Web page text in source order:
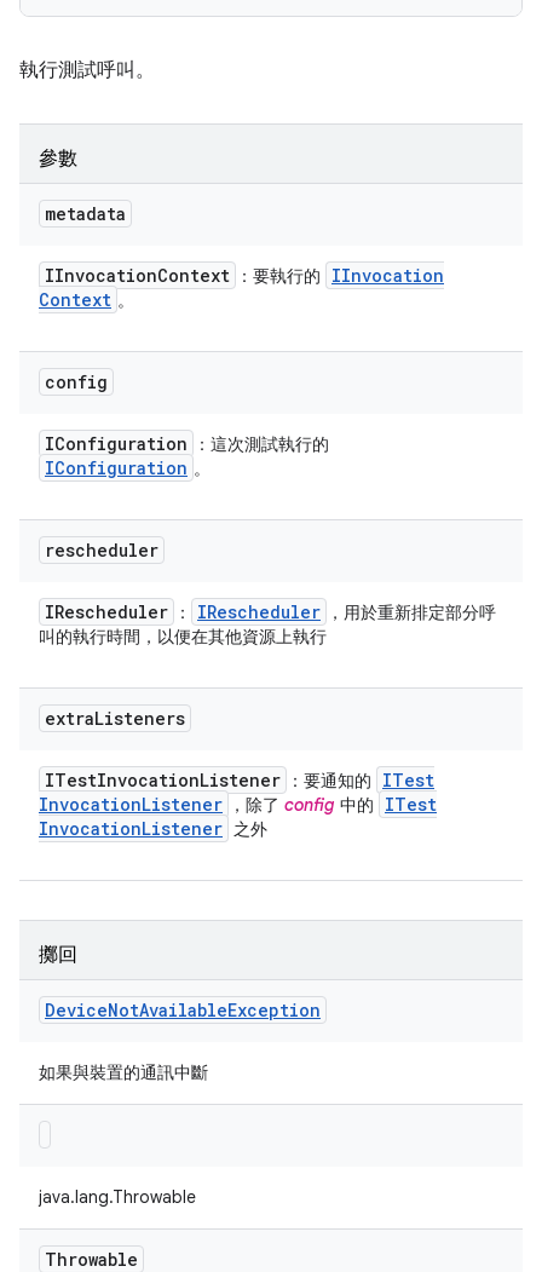
執行測試呼叫。
參數
metadata
IInvocationContext ：要執行的
IInvocation
Context 。
config
IConfiguration ：這次測試執行的
IConfiguration 。
rescheduler
IRescheduler ： IRescheduler
，用於重新排定部分呼
叫的執行時間，以便在其他資源上執行
extraListeners
ITestInvocationListener ：要通知的
ITest
InvocationListener ，除了 config 中的
ITest
InvocationListener 之外
擲回
DeviceNotAvailableException
如果與裝置的通訊中斷
java.lang.Throwable
Throwable